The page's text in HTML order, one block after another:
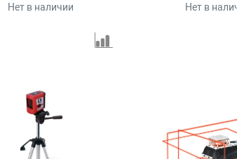
Нет в наличии Нет в